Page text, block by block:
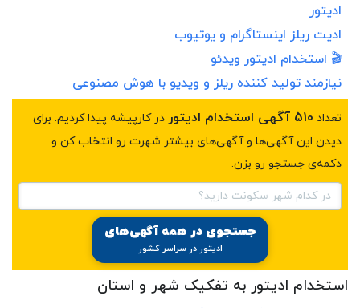
ادیتور
ادیت ریلز اینستاگرام و یوتیوب
🎬 استخدام ادیتور ویدئو
نیازمند تولید کننده ریلز و ویدیو با هوش مصنوعی
تعداد 510 آگهی استخدام ادیتور
در کارپیشه پیدا کردیم. برای
دیدن این آگهی‌ها و آگهی‌های بیشتر شهرت رو انتخاب کن و
دکمه‌ی جستجو رو بزن.
در کدام شهر سکونت دارید؟
جستجوی در همه آگهی‌های
ادیتور در سراسر کشور
استخدام ادیتور به تفکیک شهر و استان